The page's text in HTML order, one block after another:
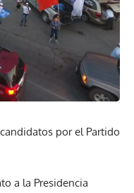
por el Partido
a la Presidencia